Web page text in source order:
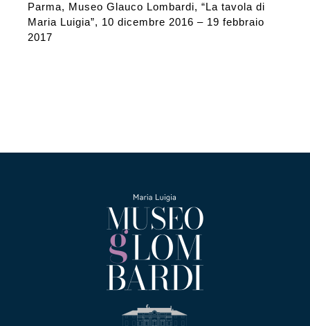
Parma, Museo Glauco Lombardi, “La tavola di
Maria Luigia”, 10 dicembre 2016 – 19 febbraio
2017